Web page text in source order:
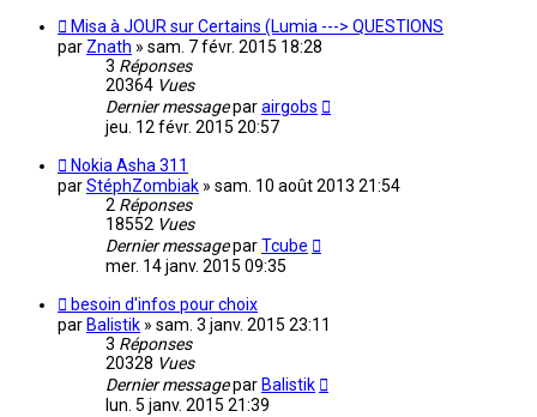
Misa à JOUR sur Certains (Lumia ---> QUESTIONS
par Znath » sam. 7 févr. 2015 18:28
3 Réponses
20364 Vues
Dernier messageparairgobs
jeu. 12 févr. 2015 20:57
Nokia Asha 311
parStéphZombiak » sam. 10 août 2013 21:54
2 Réponses
18552 Vues
Dernier messageparTcube
mer. 14 janv. 2015 09:35
besoin d'infos pour choix
par Balistik » sam. 3 janv. 2015 23:11
3 Réponses
20328 Vues
Dernier messagepar Balistik
lun. 5 janv. 2015 21:39